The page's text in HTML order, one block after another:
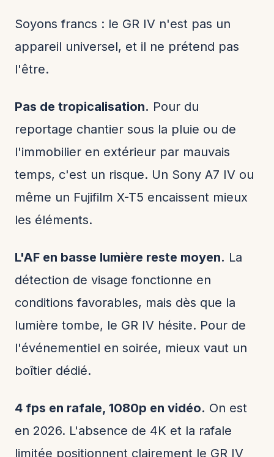
Soyons francs : le GR IV n'est pas un
appareil universel, et il ne prétend pas
l'être.
Pas de tropicalisation. Pour du
reportage chantier sous la pluie ou de
l'immobilier en extérieur par mauvais
temps, c'est un risque. Un Sony A7 IV ou
même un Fujifilm X-T5 encaissent mieux
les éléments.
L'AF en basse lumière reste moyen. La
détection de visage fonctionne en
conditions favorables, mais dès que la
lumière tombe, le GR IV hésite. Pour de
l'événementiel en soirée, mieux vaut un
boîtier dédié.
4 fps en rafale, 1080p en vidéo. On est
en 2026. L'absence de 4K et la rafale
limitée positionnent clairement le GR IV